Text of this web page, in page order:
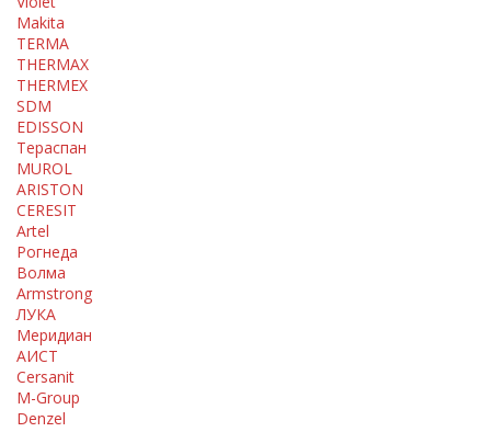
Makita
TERMA
THERMАX
THERMEX
SDM
EDISSON
Тераспан
MUROL
ARISTON
CERESIT
Artel
Рогнеда
Волма
Armstrong
ЛУКА
Меридиан
АИСТ
Cersanit
M-Group
Denzel